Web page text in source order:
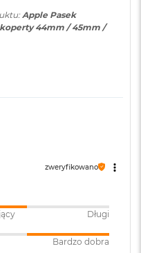
Apple Pasek
44mm / 45mm /
zweryfikowano
Długi
Bardzo dobra